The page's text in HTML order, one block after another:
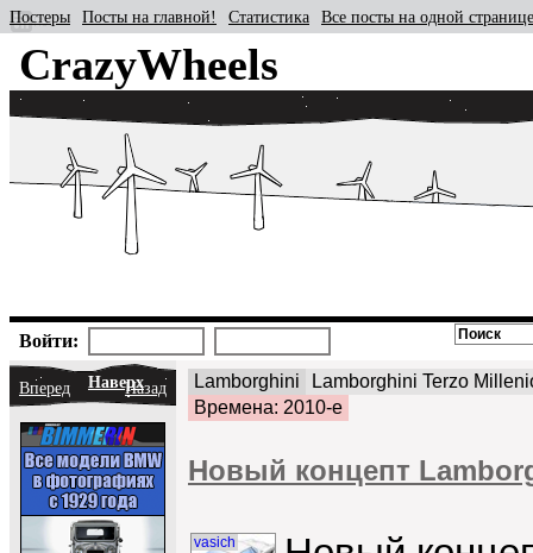
CrazyWheels
Постеры Посты на главной! Статистика Все посты на одной странице
Войти:
Вперед НаверхНазад Lamborghini
Lamborghini Terzo
Времена: 2010-е
Новый концепт
vasich